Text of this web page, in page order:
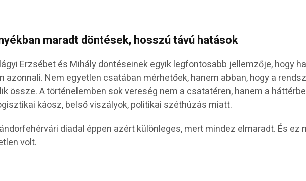
maradt döntések, hosszú távú hatások
Erzsébet és Mihály döntéseinek egyik legfontosabb jellemzője, hogy
azonnali. Nem egyetlen csatában mérhetőek, hanem abban, hogy a
össze. A történelemben sok vereség nem a csatatéren, hanem a
káosz, belső viszályok, politikai széthúzás miatt.
diadal éppen azért különleges, mert mindez elmaradt. És ez
volt.